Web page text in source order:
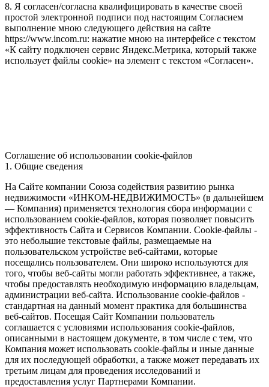
8. Я согласен/согласна квалифицировать в качестве своей
простой электронной подписи под настоящим Согласием
выполнение мною следующего действия на сайте
https://www.incom.ru: нажатие мною на интерфейсе с текстом
«К сайту подключен сервис Яндекс.Метрика, который также
использует файлы cookie» на элемент с текстом «Согласен».
Соглашение об использовании cookie-файлов
1. Общие сведения
На Сайте компании Союза содействия развитию рынка
недвижимости «ИНКОМ-НЕДВИЖИМОСТЬ» (в дальнейшем
— Компания) применяется технология сбора информации с
использованием cookie-файлов, которая позволяет повысить
эффективность Сайта и Сервисов Компании. Сookie-файлы -
это небольшие текстовые файлы, размещаемые на
пользовательском устройстве веб-сайтами, которые
посещались пользователем. Они широко используются для
того, чтобы веб-сайты могли работать эффективнее, а также,
чтобы предоставлять необходимую информацию владельцам,
администрации веб-сайта. Использование cookie-файлов -
стандартная на данный момент практика для большинства
веб-сайтов. Посещая Сайт Компании пользователь
соглашается с условиями использования cookie-файлов,
описанными в настоящем документе, в том числе с тем, что
Компания может использовать cookie-файлы и иные данные
для их последующей обработки, а также может передавать их
третьим лицам для проведения исследований и
предоставления услуг Партнерами Компании.